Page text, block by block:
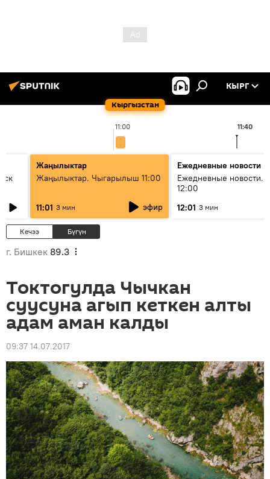
Кыргызстан
КЫРГ
11:00 11:40
Жаңылыктар
Жаңылыктар. Чыгарылыш 11:00
11:01 3 мин эфир
Ежедневные новости
Ежедневные новости.
12:00
12:01 3 мин
Кечээ Бүгүн
г. Бишкек 89.3
Токтогулда Чычкан
суусуна агып кеткен алты
адам аман калды
09:37 14.07.2017